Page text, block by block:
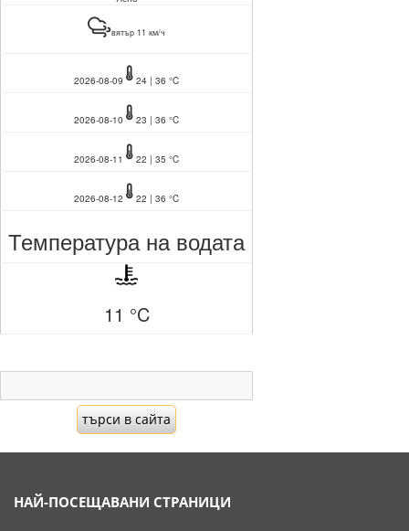
вятър 11 км/ч
2026-08-09 24 | 36 °C
2026-08-10 23 | 36 °C
2026-08-11 22 | 35 °C
2026-08-12 22 | 36 °C
Температура на водата
11 °C
НАЙ-ПОСЕЩАВАНИ СТРАНИЦИ